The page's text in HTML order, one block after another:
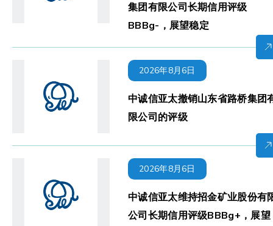
集团有限公司长期信用评级
BBBg-，展望稳定
2026年8月6日
中诚信亚太撤销山东省路桥集团
限公司的评级
2026年8月6日
中诚信亚太维持招金矿业股份有
公司长期信用评级BBBg+，展望